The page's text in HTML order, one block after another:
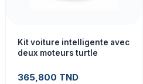
Kit voiture intelligente avec
deux moteurs turtle
365,800 TND